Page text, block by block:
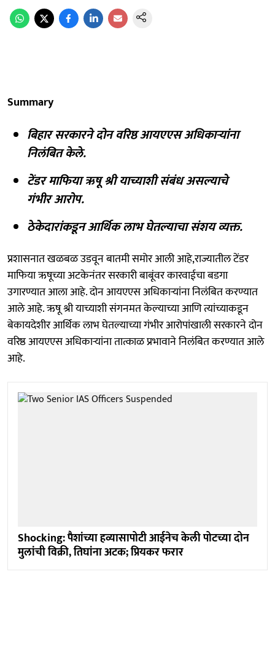
Summary
बिहार सरकारने दोन वरिष्ठ आयएएस अधिकाऱ्यांना
निलंबित केले.
टेंडर माफिया ऋषू श्री याच्याशी संबंध असल्याचे
गंभीर आरोप.
ठेकेदारांकडून आर्थिक लाभ घेतल्याचा संशय व्यक्त.
प्रशासनात खळबळ उडवून बातमी समोर आली आहे,राज्यातील टेंडर
माफिया ऋषूच्या अटकेनंतर सरकारी बाबूंवर कारवाईचा बडगा
उगारण्यात आला आहे. दोन आयएएस अधिकाऱ्यांना निलंबित करण्यात
आले आहे. ऋषू श्री याच्याशी संगनमत केल्याच्या आणि त्यांच्याकडून
बेकायदेशीर आर्थिक लाभ घेतल्याच्या गंभीर आरोपांखाली सरकारने दोन
वरिष्ठ आयएएस अधिकाऱ्यांना तात्काळ प्रभावाने निलंबित करण्यात आले
आहे.
Shocking: पैशांच्या हव्यासापोटी आईनेच केली पोटच्या दोन
मुलांची विक्री, तिघांना अटक; प्रियकर फरार